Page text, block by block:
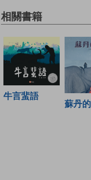
相關書籍
牛言蜚語
蘇丹